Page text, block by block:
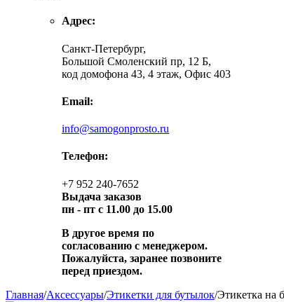
Адрес:
Санкт-Петербург,
Большой Смоленский пр, 12 Б,
код домофона 43, 4 этаж, Офис 403
Email:
info@samogonprosto.ru
Телефон:
+7 952 240-7652
Выдача заказов
пн - пт с 11.00 до 15.00
В другое время по
согласованию с менеджером.
Пожалуйста, заранее позвоните
перед приездом.
Главная/Аксессуары/Этикетки для бутылок/Этикетка